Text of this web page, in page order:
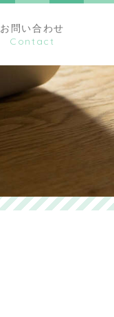
お問い合わせ